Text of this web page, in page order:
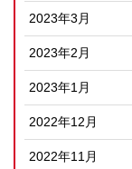
2023年3月
2023年2月
2023年1月
2022年12月
2022年11月